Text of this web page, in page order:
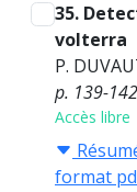
35.
volterra
P.
p. 139-142
Accès libre
format